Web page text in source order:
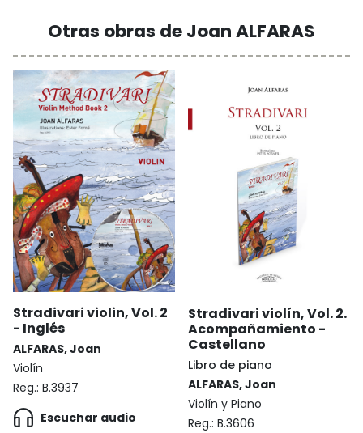
Otras obras de Joan ALFARAS
Stradivari violin, Vol. 2
- Inglés
ALFARAS, Joan
Violín
Reg.: B.3937
Escuchar audio
Stradivari violín, Vol. 2.
Acompañamiento -
Castellano
Libro de piano
ALFARAS, Joan
Violín y Piano
Reg.: B.3606